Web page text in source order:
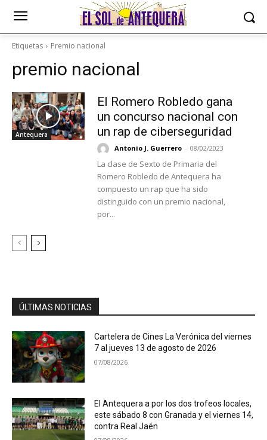
Etiquetas Premio nacional
premio nacional
Antequera
El Romero Robledo gana
un concurso nacional con
un rap de ciberseguridad
Antonio J. Guerrero - 08/02/2023
La clase de Sexto de Primaria del
Romero Robledo de Antequera ha
compuesto un rap que ha sido
distinguido con un premio nacional,
por...
ÚLTIMAS NOTICIAS
Cartelera de Cines La Verónica del viernes
7 al jueves 13 de agosto de 2026
07/08/2026
El Antequera a por los dos trofeos locales,
este sábado 8 con Granada y el viernes 14,
contra Real Jaén